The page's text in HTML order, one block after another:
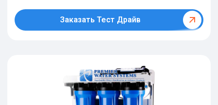
Заказать Тест Драйв